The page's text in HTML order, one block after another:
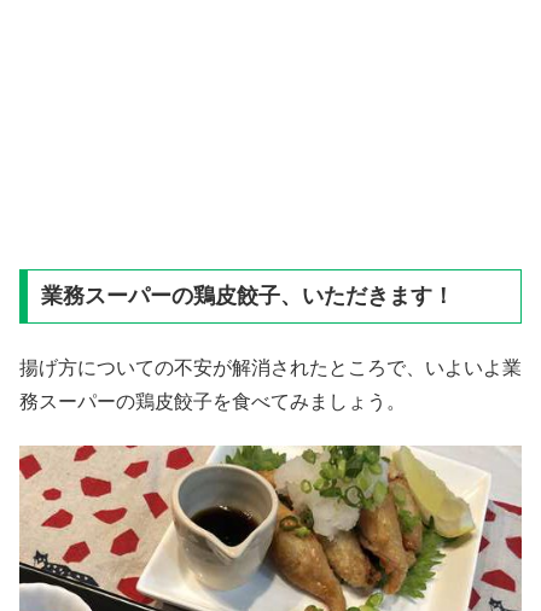
業務スーパーの鶏皮餃子、いただきます！
揚げ方についての不安が解消されたところで、いよいよ業
務スーパーの鶏皮餃子を食べてみましょう。